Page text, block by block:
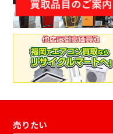
売りたい